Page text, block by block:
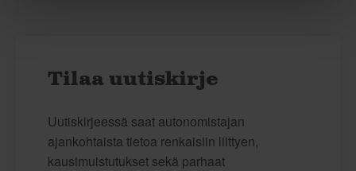
Tilaa uutiskirje
Uutiskirjeessä saat autonomistajan
ajankohtaista tietoa renkaisiin liittyen,
kausimuistutukset sekä parhaat